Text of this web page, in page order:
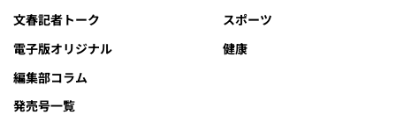
文春記者トーク
電子版オリジナル
編集部コラム
発売号一覧
スポーツ
健康